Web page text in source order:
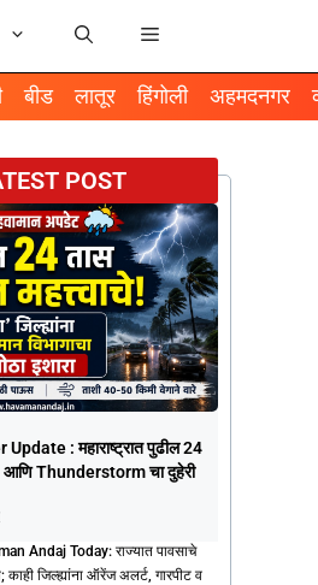
बीड लातूर हिंगोली अहमदनगर
POST
: महाराष्ट्रात पुढील 24
आणि Thunderstorm चा दुहेरी
पुढील 24 तास महत्त्वाचे; Heatwave
चा दुहेरी इशारा
Andaj Today: राज्यात पावसाचे
जिल्ह्यांना ऑरेंज अलर्ट, गारपीट व